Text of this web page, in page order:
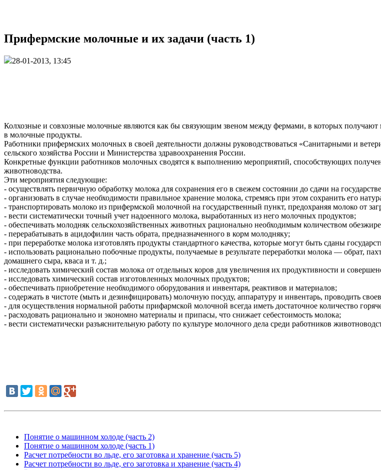
Прифермские молочные и их задачи (часть 1)
28-01-2013, 13:45
Колхозные и совхозные молочные являются как бы связующим звеном между фермами, в которых
в молочные продукты.
Работники прифермских молочных в своей деятельности должны руководствоваться «Санитарными и
сельского хозяйства России и Министерства здравоохранения России.
Конкретные функции работников молочных сводятся к выполнению мероприятий, способствующих
животноводства.
Эти мероприятия следующие:
- осуществлять первичную обработку молока для сохранения его в свежем состоянии до сдачи на
- организовать в случае необходимости правильное хранение молока, стремясь при этом сохранить его
- транспортировать молоко из прифермской молочной на государственный пункт, предохраняя молоко от
- вести систематически точный учет надоенного молока, выработанных из него молочных продуктов;
- обеспечивать молодняк сельскохозяйственных животных рационально необходимым количеством
- перерабатывать в ацидофилин часть обрата, предназначенного в корм молодняку;
- при переработке молока изготовлять продукты стандартного качества, которые могут быть сданы
- использовать рационально побочные продукты, получаемые в результате переработки молока — обрат,
домашнего сыра, кваса и т. д.;
- исследовать химический состав молока от отдельных коров для увеличения их продуктивности и
- исследовать химический состав изготовленных молочных продуктов;
- обеспечивать приобретение необходимого оборудования и инвентаря, реактивов и материалов;
- содержать в чистоте (мыть и дезинфицировать) молочную посуду, аппаратуру и инвентарь, проводить
- для осуществления нормальной работы прифармской молочной всегда иметь достаточное количество
- расходовать рационально и экономно материалы и припасы, что снижает себестоимость молока;
- вести систематически разъяснительную работу по культуре молочного дела среди работников
Понятие о машинном холоде (часть 2)
Понятие о машинном холоде (часть 1)
Расчет потребности во льде, его заготовка и хранение (часть 5)
Расчет потребности во льде, его заготовка и хранение (часть 4)